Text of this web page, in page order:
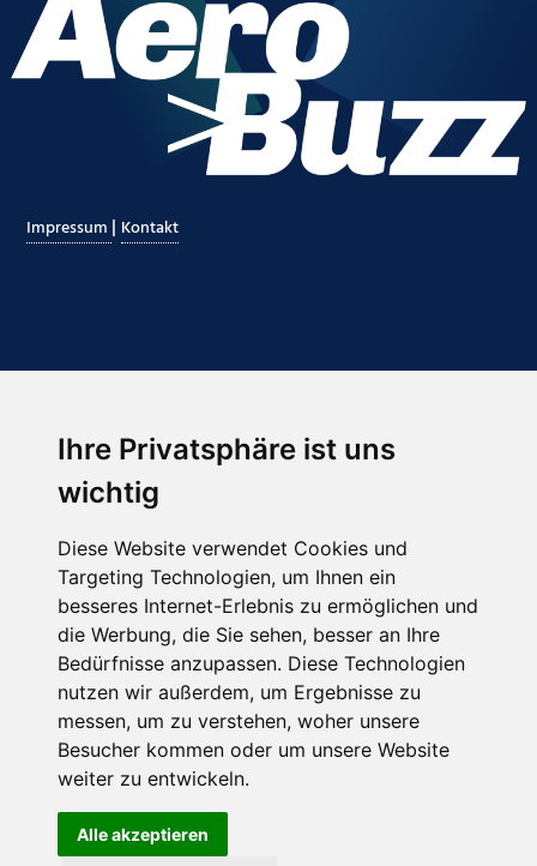
Ihre Privatsphäre ist uns
wichtig
Diese Website verwendet Cookies und
Targeting Technologien, um Ihnen ein
besseres Internet-Erlebnis zu ermöglichen und
die Werbung, die Sie sehen, besser an Ihre
Bedürfnisse anzupassen. Diese Technologien
nutzen wir außerdem, um Ergebnisse zu
messen, um zu verstehen, woher unsere
Besucher kommen oder um unsere Website
weiter zu entwickeln.
Alle akzeptieren
Impressum | Kontakt
Hier finden Sie uns auch
Abonnieren Sie unseren Newsletter
Email